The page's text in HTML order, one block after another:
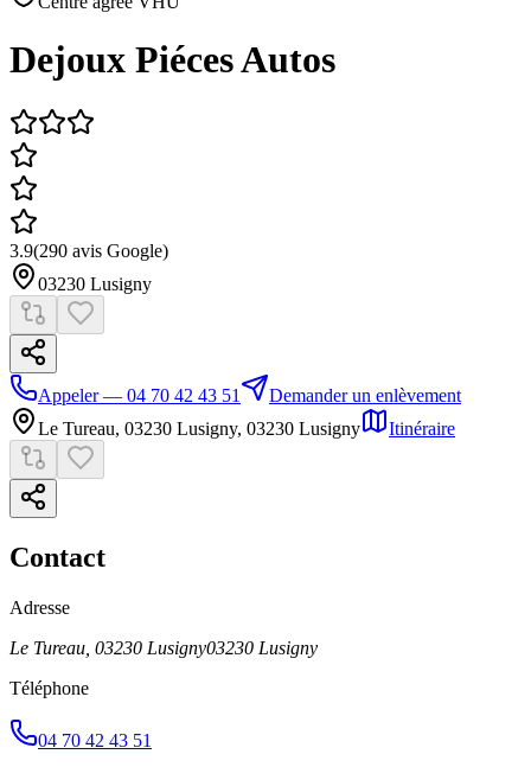
Dejoux Piéces Autos
3.9(290 avis Google)
03230 Lusigny
Appeler — 04 70 42 43 51
Demander un enlèvement
Le Tureau, 03230 Lusigny, 03230 Lusigny Itinéraire
Contact
Adresse
Le Tureau, 03230 Lusigny03230 Lusigny
Téléphone
04 70 42 43 51